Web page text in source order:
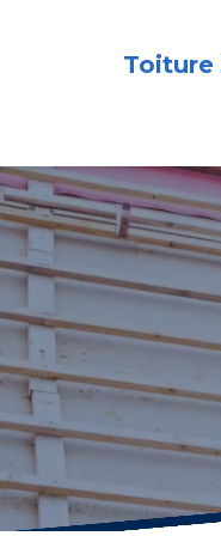
Toiture